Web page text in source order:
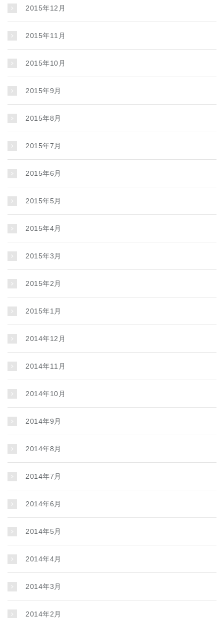
2015年12月
2015年11月
2015年10月
2015年9月
2015年8月
2015年7月
2015年6月
2015年5月
2015年4月
2015年3月
2015年2月
2015年1月
2014年12月
2014年11月
2014年10月
2014年9月
2014年8月
2014年7月
2014年6月
2014年5月
2014年4月
2014年3月
2014年2月